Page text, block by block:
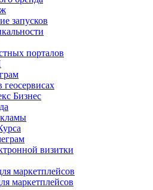
запусков
порталов
Бизнес
визитки
маркетплейсов
маркетплейсов